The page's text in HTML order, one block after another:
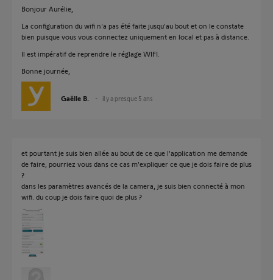
Bonjour Aurélie,
La configuration du wifi n'a pas été faite jusqu'au bout et on le constate
bien puisque vous vous connectez uniquement en local et pas à distance.
Il est impératif de reprendre le réglage WIFI.
Bonne journée,
Gaëlle B. il y a presque 5 ans
et pourtant je suis bien allée au bout de ce que l'application me demande
de faire, pourriez vous dans ce cas m'expliquer ce que je dois faire de plus
?
dans les paramètres avancés de la camera, je suis bien connecté à mon
wifi. du coup je dois faire quoi de plus ?